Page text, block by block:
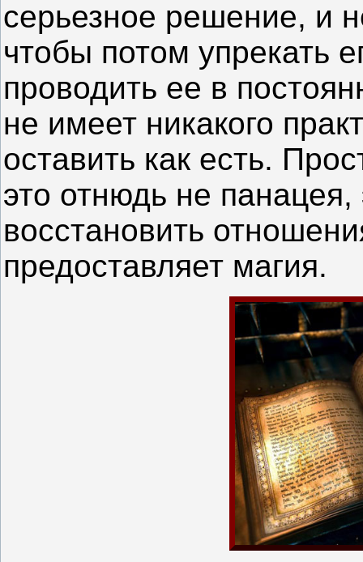
серьезное решение, и
чтобы потом упрекать
проводить ее в
не имеет никакого
оставить как есть.
это отнюдь не
восстановить
предоставляет магия.